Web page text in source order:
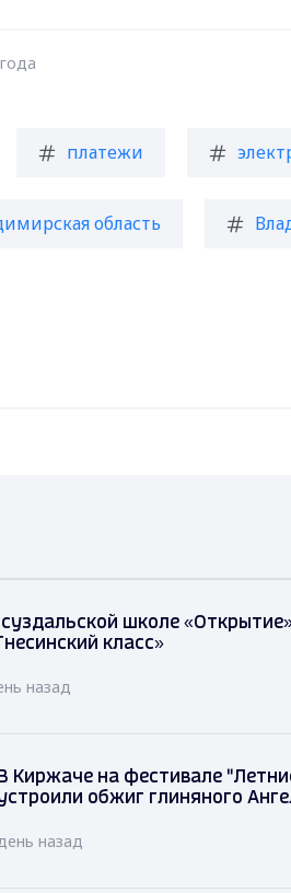
платежи
область
суздальской школе
класс»
назад
В Киржаче на фестивале
обжиг глиняного
назад